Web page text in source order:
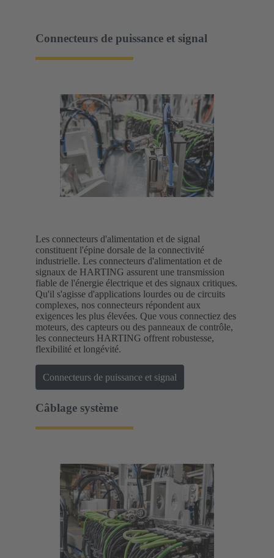
Connecteurs de puissance et signal
Les connecteurs d'alimentation et de signal
constituent l'épine dorsale de la connectivité
industrielle. Les connecteurs d'alimentation et de
signaux de HARTING assurent une transmission
fiable de l'énergie électrique et des signaux critiques.
Qu'il s'agisse d'applications lourdes ou de circuits
complexes, nos connecteurs répondent aux
exigences les plus élevées. Que vous connectiez des
moteurs, des capteurs ou des panneaux de contrôle,
les connecteurs HARTING offrent robustesse,
flexibilité et longévité.
Connecteurs de puissance et signal
Câblage système